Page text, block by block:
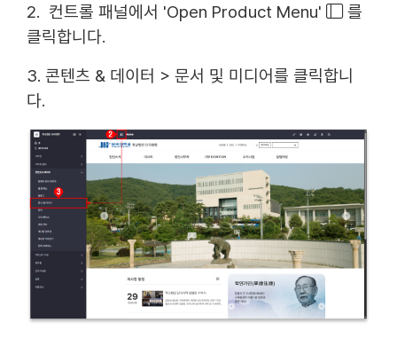
2. 컨트롤 패널에서 'Open Product Menu'
를
클릭합니다.
3. 콘텐츠 & 데이터 > 문서 및 미디어를 클릭합니
다.